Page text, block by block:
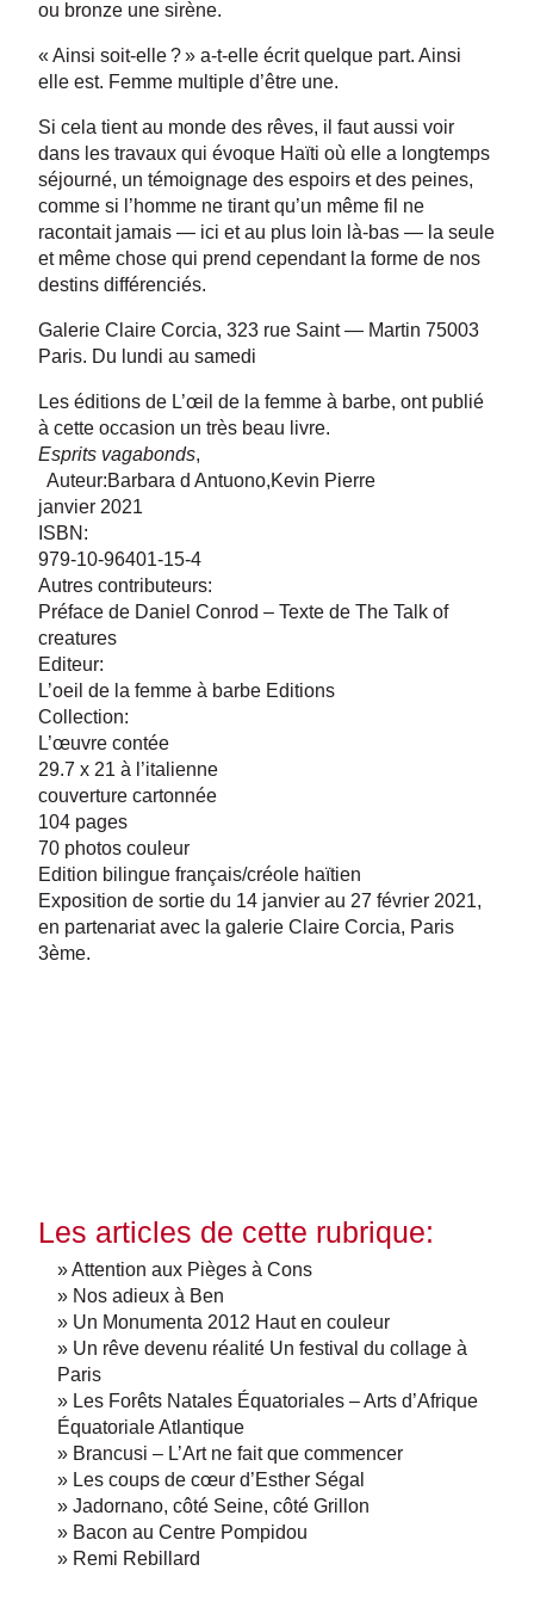
ou bronze une sirène.
« Ainsi soit-elle ? » a-t-elle écrit quelque part. Ainsi
elle est. Femme multiple d’être une.
Si cela tient au monde des rêves, il faut aussi voir
dans les travaux qui évoque Haïti où elle a longtemps
séjourné, un témoignage des espoirs et des peines,
comme si l’homme ne tirant qu’un même fil ne
racontait jamais — ici et au plus loin là-bas — la seule
et même chose qui prend cependant la forme de nos
destins différenciés.
Galerie Claire Corcia, 323 rue Saint — Martin 75003
Paris. Du lundi au samedi
Les éditions de L’œil de la femme à barbe, ont publié
à cette occasion un très beau livre.
Esprits vagabonds,
Auteur:Barbara d Antuono,Kevin Pierre
janvier 2021
ISBN:
979-10-96401-15-4
Autres contributeurs:
Préface de Daniel Conrod – Texte de The Talk of
creatures
Editeur:
L’oeil de la femme à barbe Editions
Collection:
L’œuvre contée
29.7 x 21 à l’italienne
couverture cartonnée
104 pages
70 photos couleur
Edition bilingue français/créole haïtien
Exposition de sortie du 14 janvier au 27 février 2021,
en partenariat avec la galerie Claire Corcia, Paris
3ème.
Les articles de cette rubrique:
» Attention aux Pièges à Cons
» Nos adieux à Ben
» Un Monumenta 2012 Haut en couleur
» Un rêve devenu réalité Un festival du collage à
Paris
» Les Forêts Natales Équatoriales – Arts d’Afrique
Équatoriale Atlantique
» Brancusi – L’Art ne fait que commencer
» Les coups de cœur d’Esther Ségal
» Jadornano, côté Seine, côté Grillon
» Bacon au Centre Pompidou
» Remi Rebillard